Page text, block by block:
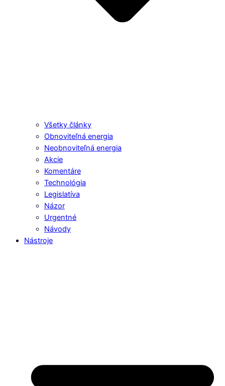
Všetky články
Obnoviteľná energia
Neobnoviteľná energia
Akcie
Komentáre
Technológia
Legislatíva
Názor
Urgentné
Návody
Nástroje